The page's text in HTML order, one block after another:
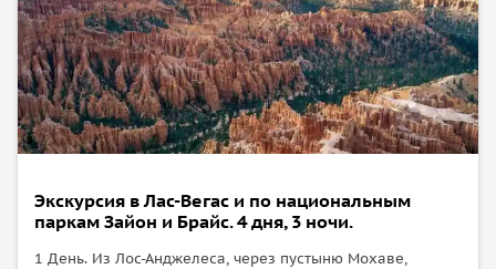
Экскурсия в Лас-Вегас и по национальным
паркам Зайон и Брайс. 4 дня, 3 ночи.
1 День. Из Лос-Анджелеса, через пустыню Мохаве,